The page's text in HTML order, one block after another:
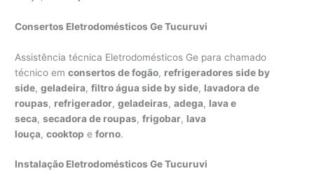
Consertos Eletrodomésticos Ge Tucuruvi
Assistência técnica Eletrodomésticos Ge para chamado
técnico emconsertos de fogão, refrigeradores side by
side,geladeira,filtro água side by side, lavadora de
roupas, refrigerador,geladeiras,adega, lava e
seca,secadora de roupas,frigobar, lava
louça,cooktop eforno.
Instalação Eletrodomésticos Ge Tucuruvi